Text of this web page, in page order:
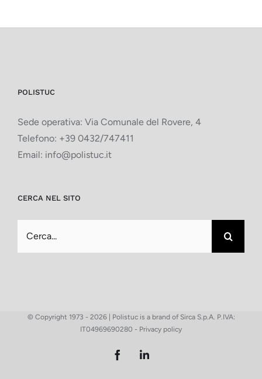
POLISTUC
Sede operativa: Via Comunale del Rovere, 4
Telefono: +39 0432/747411
Email: info@polistuc.it
CERCA NEL SITO
per:
© Copyright 1973 - 2026 | Polistuc is a brand of Sirca S.p.A. P.IVA:
IT04969690280 - Privacy policy
FacebookLinkedIn